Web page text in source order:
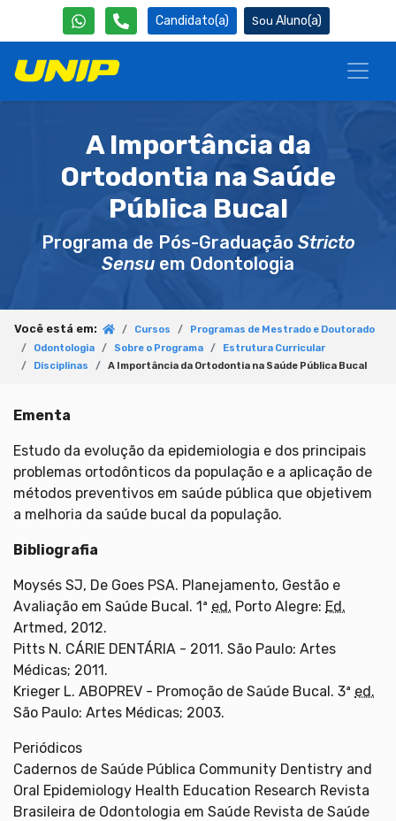
Candidato(a) Aluno(a)
A Importância da
Ortodontia na Saúde
Pública Bucal
Programa de Pós-Graduação Stricto
Sensu em Odontologia
Você está em: Cursos
Programas de Mestrado e Doutorado
Odontologia
Sobre o Programa
Estrutura Curricular
Disciplinas
A Importância da Ortodontia na Saúde Pública Bucal
Ementa
Estudo da evolução da epidemiologia e dos principais
problemas ortodônticos da população e a aplicação de
métodos preventivos em saúde pública que objetivem
a melhoria da saúde bucal da população.
Bibliografia
Moysés SJ, De Goes PSA. Planejamento, Gestão e
Avaliação em Saúde Bucal. 1ª ed. Porto Alegre: Ed.
Artmed, 2012.
Pitts N. CÁRIE DENTÁRIA - 2011. São Paulo: Artes
Médicas; 2011.
Krieger L. ABOPREV - Promoção de Saúde Bucal. 3ª ed.
São Paulo: Artes Médicas; 2003.
Periódicos
Cadernos de Saúde Pública Community Dentistry and
Oral Epidemiology Health Education Research Revista
Brasileira de Odontologia em Saúde Revista de Saúde